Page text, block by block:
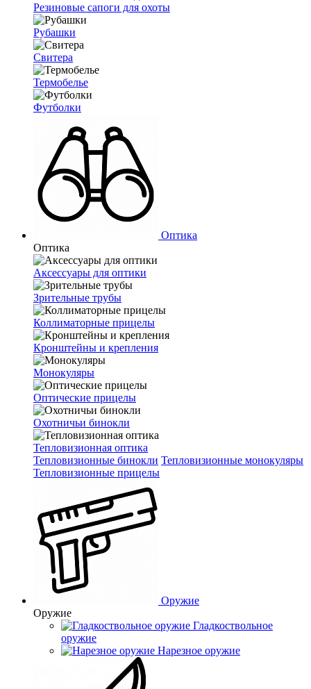
Резиновые сапоги для охоты
Рубашки
Свитера
Термобелье
Футболки
Оптика
Оптика
Аксессуары для оптики
Зрительные трубы
Коллиматорные прицелы
Кронштейны и крепления
Монокуляры
Оптические прицелы
Охотничьи бинокли
Тепловизионная оптика
Тепловизионные бинокли Тепловизионные монокуляры
Тепловизионные прицелы
Оружие
Оружие
Гладкоствольное
оружие
Нарезное оружие